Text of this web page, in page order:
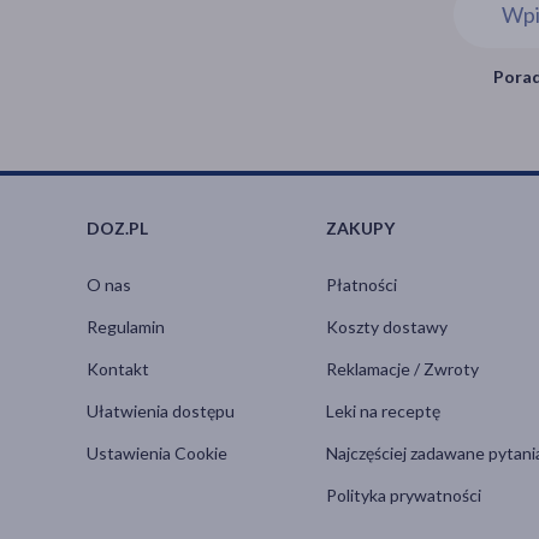
DOZ.PL
O nas
Regulamin
Kontakt
Ułatwienia dostępu
Ustawienia Cookie
ZAKUPY
Płatności
Koszty dostawy
Reklamacje / Zwroty
Leki na receptę
Najczęściej zadawane
Polityka prywatności